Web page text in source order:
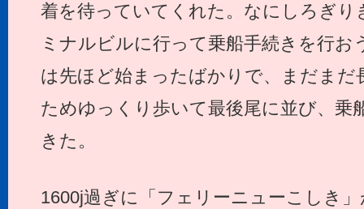
着を待っていてくれた。なにしろぎり
ミナルビルに行って乗船手続きを行お
は先ほど始まったばかりで、まだまだ
ためゆっくり歩いて最後尾に並び、乗
きた。
1600j過ぎに「フェリーニューこしき